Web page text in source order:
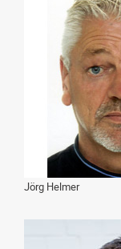
Jörg Helmer